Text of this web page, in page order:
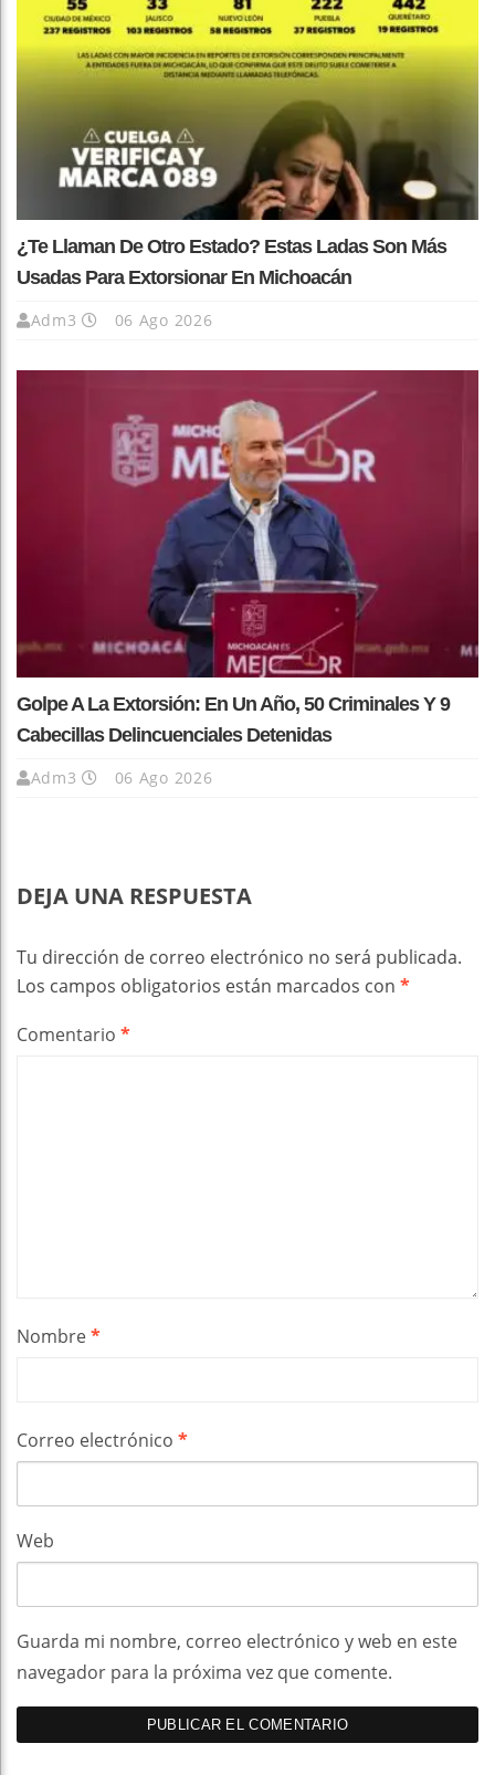
¿Te Llaman De Otro Estado? Estas Ladas Son Más
Usadas Para Extorsionar En Michoacán
Adm3 06 Ago 2026
Golpe A La Extorsión: En Un Año, 50 Criminales Y 9
Cabecillas Delincuenciales Detenidas
Adm3 06 Ago 2026
DEJA UNA RESPUESTA
Tu dirección de correo electrónico no será publicada.
Los campos obligatorios están marcados con *
Comentario *
Nombre*
Correo electrónico *
Web
Guarda mi nombre, correo electrónico y web en este
navegador para la próxima vez que comente.